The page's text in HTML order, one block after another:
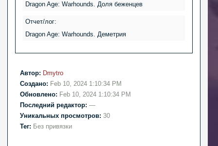
Dragon Age: Warhounds. Доля беженцев
Отчет/лог:
Dragon Age: Warhounds. Деметрия
Автор: Dmytro
Создано: Feb 10, 2024 1:10:34 PM
Обновлено: Feb 10, 2024 1:10:34 PM
Последний редактор: —
Уникальных просмотров: 30
Тег: Без привязки